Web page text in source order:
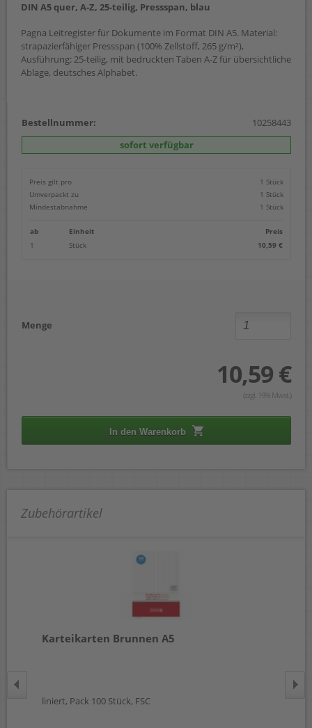
DIN A5 quer, A-Z, 25-teilig, Pressspan, blau
Pagna Leitregister für Dokumente im Format DIN A5. Material:
strapazierfähiger Pressspan (100% Zellstoff, 265 g/m²),
Ausführung: 25-teilig, mit bedruckten Taben A-Z für übersichtliche
Ablage, deutsches Alphabet.
Bestellnummer:
10258443
sofort verfügbar
Preis gilt pro
1 Stück
Umverpackt zu
1 Stück
Mindestabnahme
1 Stück
ab Einheit
Preis
1
Stück 10,59 €
Menge
10,59 €
(zzgl. 19% Mwst.)
In den Warenkorb
Zubehörartikel
Karteikarten Brunnen A5
liniert, Pack 100 Stück, FSC